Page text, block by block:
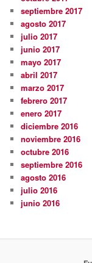
septiembre 2017
agosto 2017
julio 2017
junio 2017
mayo 2017
abril 2017
marzo 2017
febrero 2017
enero 2017
diciembre 2016
noviembre 2016
octubre 2016
septiembre 2016
agosto 2016
julio 2016
junio 2016